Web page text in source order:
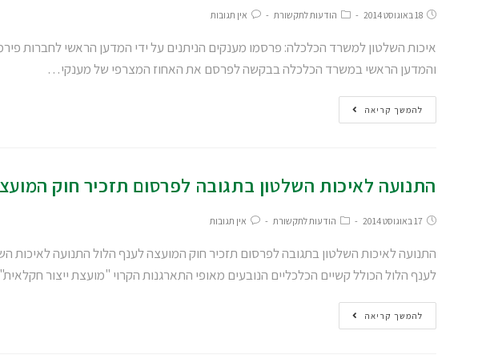
18 באוגוסט 2014 הודעות לתקשורת אין תגובות
איכות השלטון למשרד הכלכלה: פרסמו מענקים הניתנים על ידי המדען הראשי לחברות
והמדען הראשי במשרד הכלכלה בבקשה לפרסם את האחוז המצרפי של מענקי…
להמשך קריאה
התנועה לאיכות השלטון בתגובה לפרסום תזכיר חוק
17 באוגוסט 2014 הודעות לתקשורת אין תגובות
התנועה לאיכות השלטון בתגובה לפרסום תזכיר חוק המועצה לענף הלול התנועה לאיכות
לענף הלול הכולל קשיים הכלכליים הנובעים מאופי התארגנות הקרוי "מועצת ייצור
להמשך קריאה